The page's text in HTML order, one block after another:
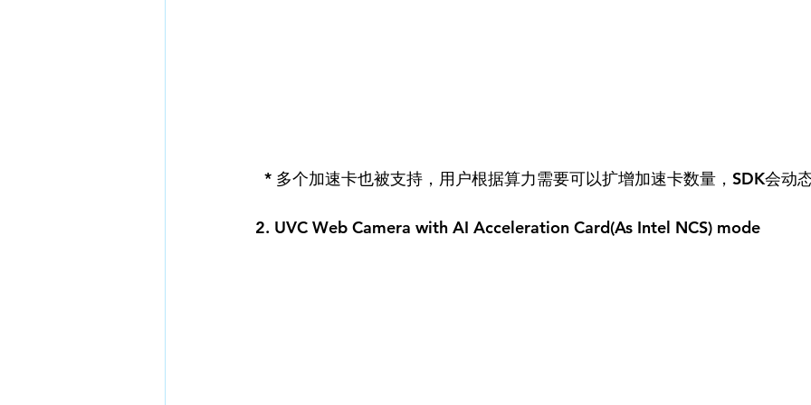
* 多个加速卡也被支持，用户根据算力需要可以扩增加速卡数量，SDK会动
2. UVC Web Camera with AI Acceleration Card(As Intel NCS) mode